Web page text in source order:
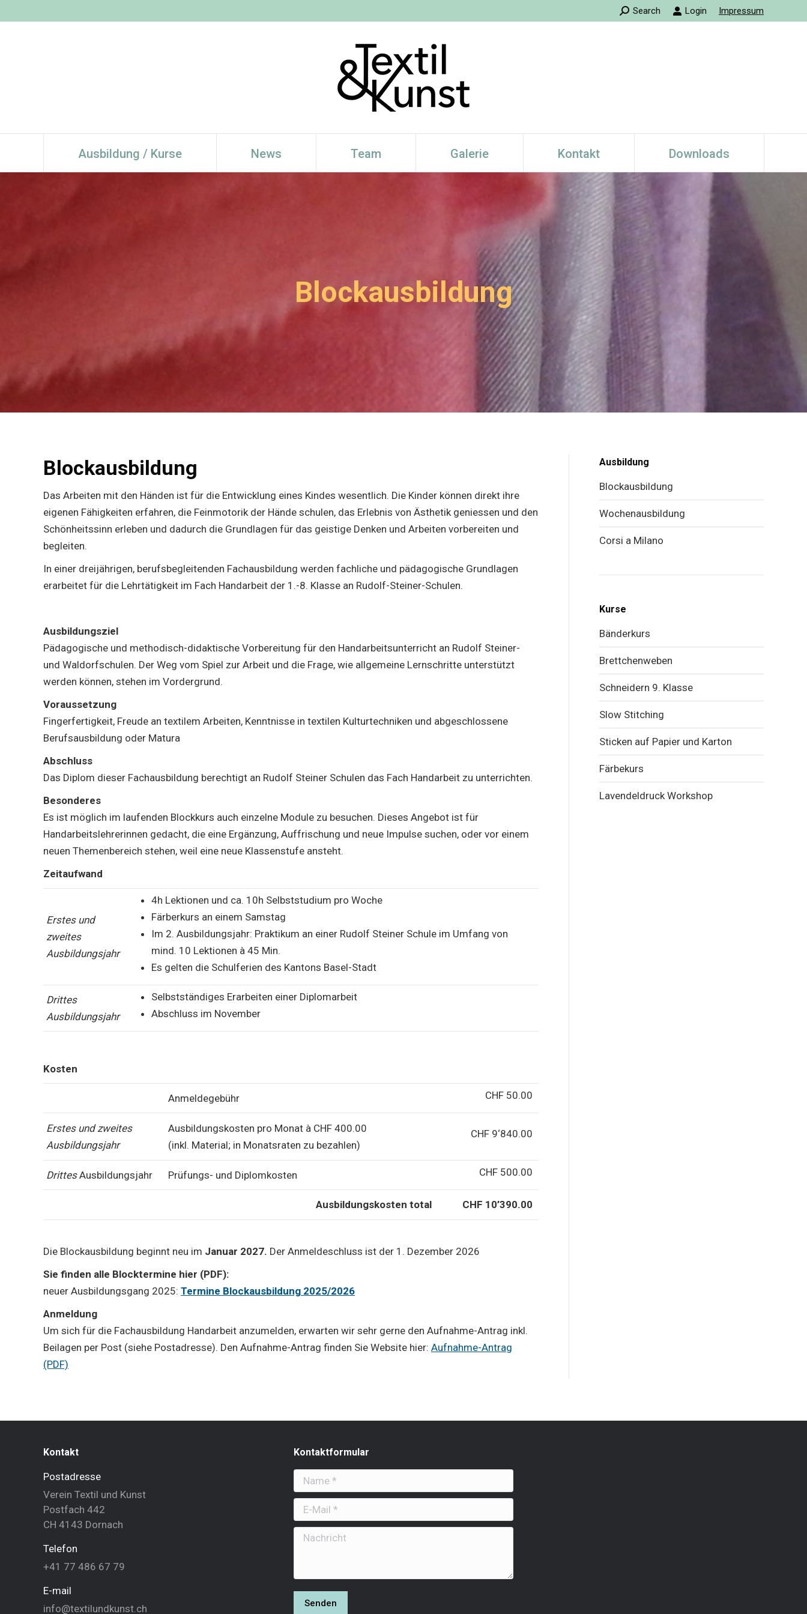
Search:
Search Login Impressum
Ausbildung / Kurse News Team Galerie Kontakt Downloads
Blockausbildung
Blockausbildung
Das Arbeiten mit den Händen ist für die Entwicklung eines Kindes wesentlich. Die Kinder können direkt ihre
eigenen Fähigkeiten erfahren, die Feinmotorik der Hände schulen, das Erlebnis von Ästhetik geniessen und den
Schönheitssinn erleben und dadurch die Grundlagen für das geistige Denken und Arbeiten vorbereiten und
begleiten.
In einer dreijährigen, berufsbegleitenden Fachausbildung werden fachliche und pädagogische Grundlagen
erarbeitet für die Lehrtätigkeit im Fach Handarbeit der 1.-8. Klasse an Rudolf-Steiner-Schulen.
Ausbildungsziel
Pädagogische und methodisch-didaktische Vorbereitung für den Handarbeitsunterricht an Rudolf Steiner-
und Waldorfschulen. Der Weg vom Spiel zur Arbeit und die Frage, wie allgemeine Lernschritte unterstützt
werden können, stehen im Vordergrund.
Voraussetzung
Fingerfertigkeit, Freude an textilem Arbeiten, Kenntnisse in textilen Kulturtechniken und abgeschlossene
Berufsausbildung oder Matura
Abschluss
Das Diplom dieser Fachausbildung berechtigt an Rudolf Steiner Schulen das Fach Handarbeit zu unterrichten.
Besonderes
Es ist möglich im laufenden Blockkurs auch einzelne Module zu besuchen. Dieses Angebot ist für
Handarbeitslehrerinnen gedacht, die eine Ergänzung, Auffrischung und neue Impulse suchen, oder vor einem
neuen Themenbereich stehen, weil eine neue Klassenstufe ansteht.
Zeitaufwand
Erstes und
zweites
Ausbildungsjahr
4h Lektionen und ca. 10h Selbststudium pro Woche
Färberkurs an einem Samstag
Im 2. Ausbildungsjahr: Praktikum an einer Rudolf Steiner Schule im Umfang von
mind. 10 Lektionen à 45 Min.
Es gelten die Schulferien des Kantons Basel-Stadt
Drittes
Ausbildungsjahr
Selbstständiges Erarbeiten einer Diplomarbeit
Abschluss im November
Kosten
Anmeldegebühr CHF 50.00
Erstes und zweites
Ausbildungsjahr
Ausbildungskosten pro Monat à CHF 400.00
(inkl. Material; in Monatsraten zu bezahlen)
CHF 9‘840.00
DrittesAusbildungsjahr Prüfungs- und Diplomkosten CHF 500.00
Ausbildungskosten total CHF 10’390.00
Die Blockausbildung beginnt neu im Januar 2027. Der Anmeldeschluss ist der 1. Dezember 2026
Sie finden alle Blocktermine hier (PDF):
neuer Ausbildungsgang 2025: Termine Blockausbildung 2025/2026
Anmeldung
Um sich für die Fachausbildung Handarbeit anzumelden, erwarten wir sehr gerne den Aufnahme-Antrag inkl.
Beilagen per Post (siehe Postadresse). Den Aufnahme-Antrag finden Sie Website hier: Aufnahme-Antrag
(PDF)
Ausbildung
Blockausbildung
Wochenausbildung
Corsi a Milano
Kurse
Bänderkurs
Brettchenweben
Schneidern 9. Klasse
Slow Stitching
Sticken auf Papier und Karton
Färbekurs
Lavendeldruck Workshop
Kontakt
Postadresse
Verein Textil und Kunst
Postfach 442
CH 4143 Dornach
Telefon
+41 77 486 67 79
E-mail
info@textilundkunst.ch
Kontaktformular
Name *
E-Mail *
Nachricht
Senden